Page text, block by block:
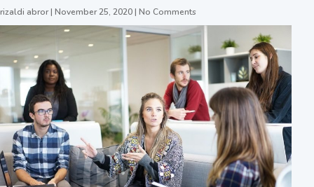
rizaldi abror November 25, 2020 No Comments